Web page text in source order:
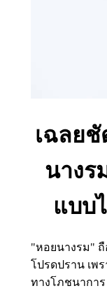
เฉลย
นางร
แบบ
"หอยนางรม"
โปรดปราน เพ
ทางโภชนากา